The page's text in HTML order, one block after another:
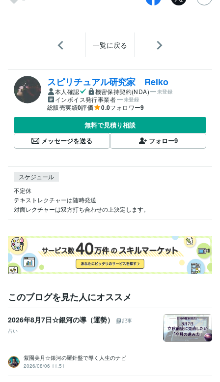
一覧に戻る
スピリチュアル研究家 Reiko
本人確認 機密保持契約(NDA) 未登録
インボイス発行事業者 未登録
総販売実績0評価 0.0フォロワー9
無料で見積り相談
メッセージを送る
フォロー9
スケジュール
不定休
テキストレクチャーは随時発送
対面レクチャーは双方打ち合わせの上決定します。
このブログを見た人にオススメ
2026年8月7日☆銀河の導（運勢）
記事
占い
紫園美月☆銀河の羅針盤で導く人生のナビ
2026/08/06 11:51